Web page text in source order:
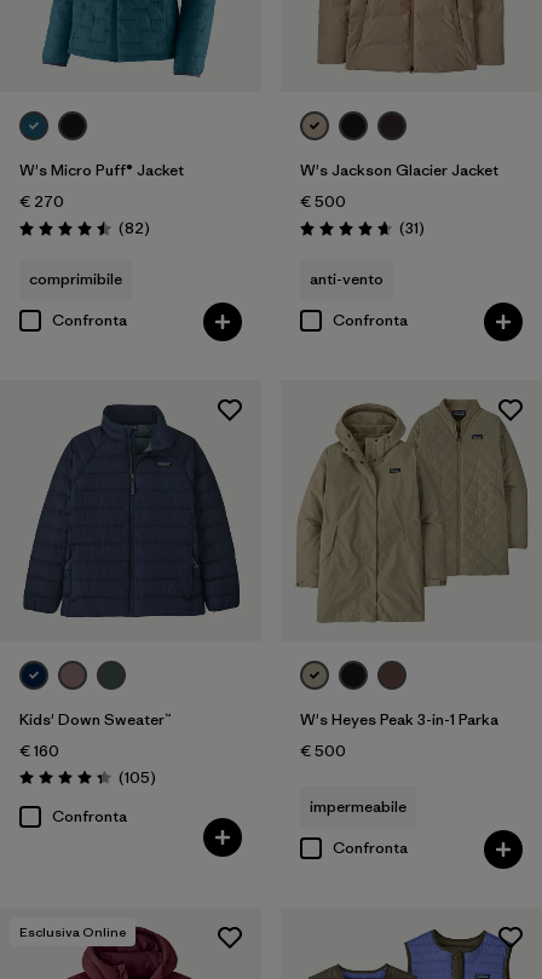
W's Micro Puff® Jacket
€ 270
Valutazione: 4.5 / 5
(82Recensioni
)
comprimibile
Confronta
W's Jackson Glacier Jacket
€ 500
Valutazione: 4.6 / 5
(31Recensioni
)
anti-vento
Confronta
Kids' Down Sweater™
€ 160
Valutazione: 4.3 / 5
(105Recensioni
)
Confronta
W's Heyes Peak 3-in-1 Parka
€ 500
impermeabile
Confronta
Esclusiva Online